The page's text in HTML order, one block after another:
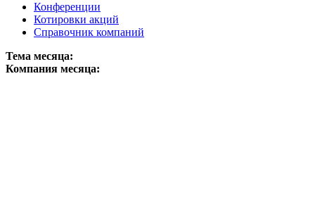
Конференции
Котировки акций
Справочник компаний
Тема месяца:
Компания месяца: